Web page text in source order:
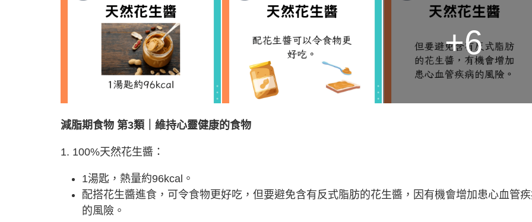
+6
減脂期食物 第3類｜維持心靈健康的食物
1. 100%天然花生醬：
1湯匙，熱量約96kcal。
配搭花生醬進食，可令食物更好吃，但要避免含有反式脂肪的花生醬，因有機會增加患心血管
的風險。